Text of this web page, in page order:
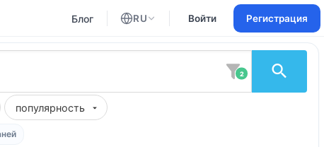
Блог RU
Английский
Войти Регистрация
2
популярность